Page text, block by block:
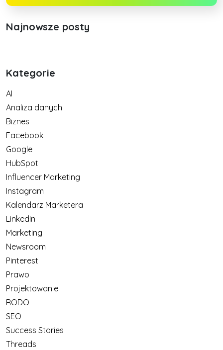
Najnowsze posty
Kategorie
AI
Analiza danych
Biznes
Facebook
Google
HubSpot
Influencer Marketing
Instagram
Kalendarz Marketera
LinkedIn
Marketing
Newsroom
Pinterest
Prawo
Projektowanie
RODO
SEO
Success Stories
Threads